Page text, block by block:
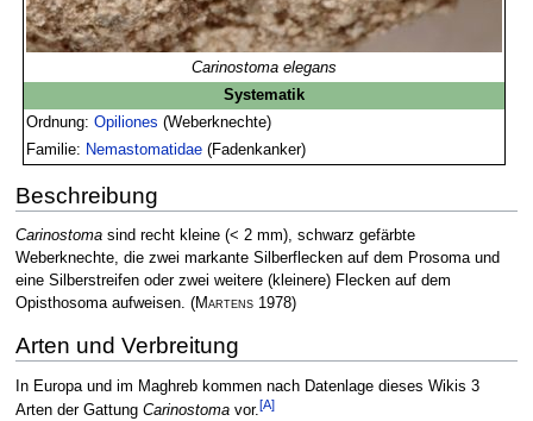
Carinostoma elegans
Systematik
Ordnung:Opiliones (Weberknechte)
Familie: Nemastomatidae (Fadenkanker)
Beschreibung
Carinostomasind recht kleine (< 2 mm), schwarz gefärbte
Weberknechte, die zwei markante Silberflecken auf dem Prosoma und
eine Silberstreifen oder zwei weitere (kleinere) Flecken auf dem
Opisthosoma aufweisen. (Martens1978)
Arten und Verbreitung
In Europa und im Maghreb kommen nach Datenlage dieses Wikis 3
Arten der Gattung Carinostomavor.[A]